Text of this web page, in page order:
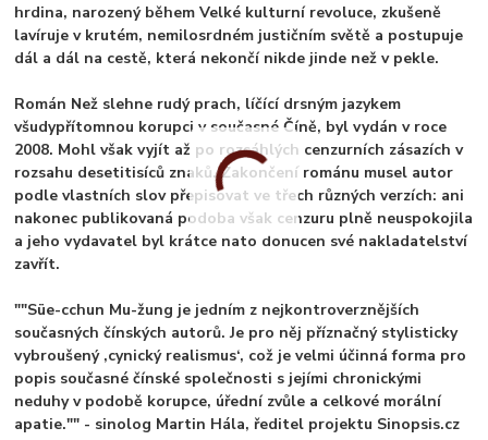
hrdina, narozený během Velké kulturní revoluce, zkušeně
lavíruje v krutém, nemilosrdném justičním světě a postupuje
dál a dál na cestě, která nekončí nikde jinde než v pekle.
Román Než slehne rudý prach, líčící drsným jazykem
všudypřítomnou korupci v současné Číně, byl vydán v roce
2008. Mohl však vyjít až po rozsáhlých cenzurních zásazích v
rozsahu desetitisíců znaků. Zakončení románu musel autor
podle vlastních slov přepisovat ve třech různých verzích: ani
nakonec publikovaná podoba však cenzuru plně neuspokojila
a jeho vydavatel byl krátce nato donucen své nakladatelství
zavřít.
""Süe-cchun Mu-žung je jedním z nejkontroverznějších
současných čínských autorů. Je pro něj příznačný stylisticky
vybroušený ,cynický realismus‘, což je velmi účinná forma pro
popis současné čínské společnosti s jejími chronickými
neduhy v podobě korupce, úřední zvůle a celkové morální
apatie."" - sinolog Martin Hála, ředitel projektu Sinopsis.cz